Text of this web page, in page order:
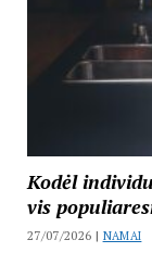
Kodėl
vis
27/07/2026 | NAMAI